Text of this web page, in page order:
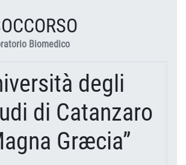
Biomedico
degli
di Catanzaro
Græcia”